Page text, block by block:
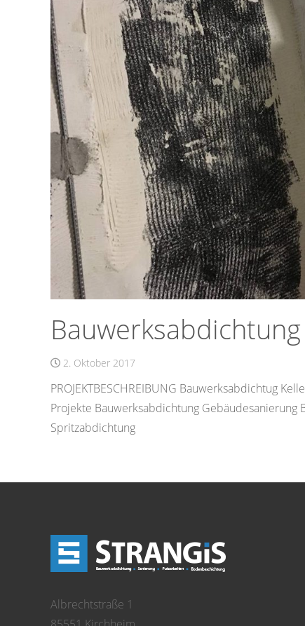
2. Oktober 2017
PROJEKTBESCHREIBUNG Bauwerksabdichtug
Projekte Bauwerksabdichtung
Spritzabdichtung
Albrechtstraße 1